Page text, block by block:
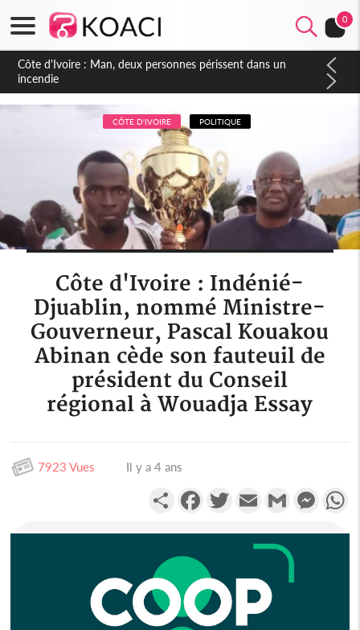
0
Côte d'Ivoire : Séileu, la célébration de la fête nationale
transformée en vaste campagne contre les produits
dépigmentants dangereux
CÔTE D'IVOIRE POLITIQUE
Côte d'Ivoire : Indénié-
Djuablin, nommé Ministre-
Gouverneur, Pascal Kouakou
Abinan cède son fauteuil de
président du Conseil
régional à Wouadja Essay
7923 Vues Il y a 4 ans
PartagerFacebookTwitterEmail Gmail